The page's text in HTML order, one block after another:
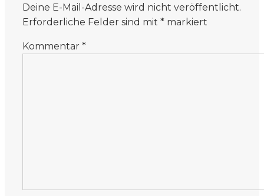
Deine E-Mail-Adresse wird nicht veröffentlicht.
Erforderliche Felder sind mit * markiert
Kommentar *